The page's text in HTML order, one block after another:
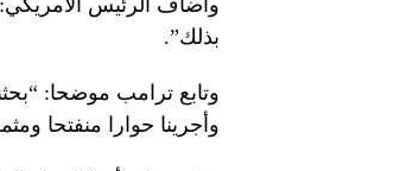
بذلك”.
وتابع ترامب موضحا:
وأجرينا حوارا منفتحا